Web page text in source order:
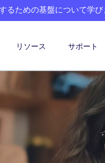
るための基盤について学び
リソース サポート